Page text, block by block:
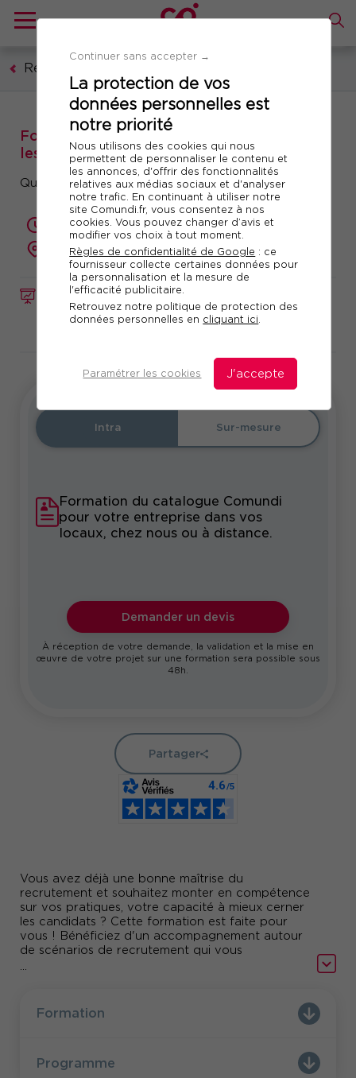
Continuer sans accepter →
La protection de vos
données personnelles est
notre priorité
Nous utilisons des cookies qui nous
permettent de personnaliser le contenu et
les annonces, d'offrir des fonctionnalités
relatives aux médias sociaux et d'analyser
notre trafic. En continuant à utiliser notre
site Comundi.fr, vous consentez à nos
cookies. Vous pouvez changer d’avis et
modifier vos choix à tout moment.
Règles de confidentialité de Google : ce
fournisseur collecte certaines données pour
la personnalisation et la mesure de
l'efficacité publicitaire.
Retrouvez notre politique de protection des
données personnelles en cliquant ici.
Paramétrer les cookies J'accepte
Ressources humaines, formation, droit social
FORMATION Réf. 10247
Télécharger le programme
Formation : Recrutement niveau 2 : cerner
les personnalités
Quel recruteur êtes-vous ?
1 jour (7 heures)
présentiel ou à distance
Vous avez déjà une bonne maîtrise du
recrutement et souhaitez monter en compétence
sur vos pratiques, votre capacité à mieux cerner
les candidats ? Cette formation est faite pour
vous ! Bénéficiez d'un accompagnement autour
de scénarios de recrutement qui vous
...
Intra Sur-mesure
Formation du catalogue Comundi
pour votre entreprise dans vos
locaux, chez nous ou à distance.
Demander un devis
À réception de votre demande, la validation et la mise en
œuvre de votre projet sur une formation sera possible sous
48h.
Partager
Formation
Programme